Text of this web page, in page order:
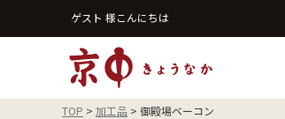
ゲスト 様こんにちは
TOP 加工品 御殿場ベーコン